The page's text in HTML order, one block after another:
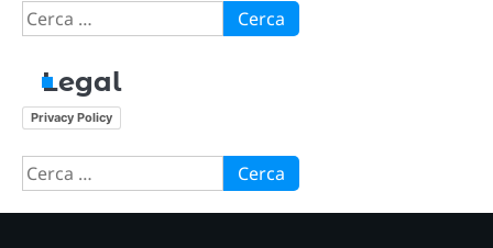
Ricerca
per:
Legal
Privacy Policy
Ricerca
per: